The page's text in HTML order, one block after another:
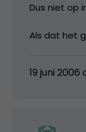
Dus niet op
Als dat het
19 juni 2006